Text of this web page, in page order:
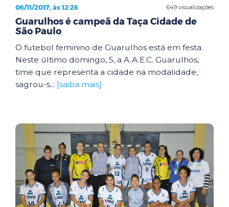
649 visualizações
06/11/2017, às 12:26
Guarulhos é campeã da Taça Cidade de
São Paulo
O futebol feminino de Guarulhos está em festa.
Neste último domingo, 5, a A.A.E.C. Guarulhos,
time que representa a cidade na modalidade,
sagrou-s... [saiba mais]